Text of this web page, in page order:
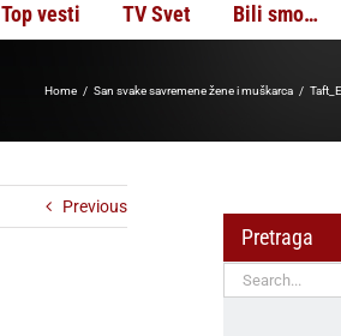
Top vesti TV Svet Bili smo…
Home San svake savremene žene i muškarca
Previous
Pretraga
Search
for: